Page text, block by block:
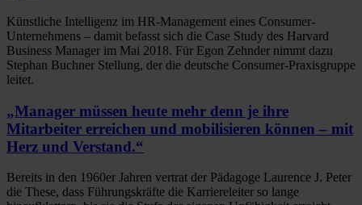
Künstliche Intelligenz im HR-Management eines Consumer-
Unternehmens – damit befasst sich die Case Study des Harvard
Business Manager im Mai 2018. Für Egon Zehnder nimmt dazu
Stephan Buchner Stellung, der die deutsche Consumer-Praxisgruppe
leitet.
„Manager müssen heute mehr denn je ihre
Mitarbeiter erreichen und mobilisieren können – mit
Herz und Verstand.“
Bereits in den 1960er Jahren vertrat der Pädagoge Laurence J. Peter
die These, dass Führungskräfte die Karriereleiter so lange